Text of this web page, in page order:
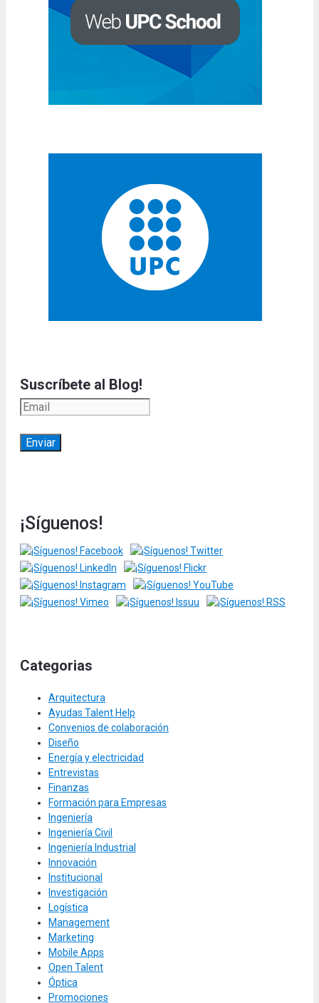
Suscríbete al Blog!
¡Síguenos!
Categorias
Arquitectura
Ayudas Talent Help
Convenios de colaboración
Diseño
Energía y electricidad
Entrevistas
Finanzas
Formación para Empresas
Ingeniería
Ingeniería Civil
Ingeniería Industrial
Innovación
Institucional
Investigación
Logística
Management
Marketing
Mobile Apps
Open Talent
Óptica
Promociones